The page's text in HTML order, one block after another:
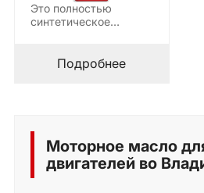
Это полностью
синтетическое
класса с технологией
Подробнее
Моторное масло
двигателей во